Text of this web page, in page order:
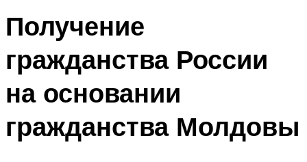
Получение
гражданства России
на основании
гражданства Молдовы